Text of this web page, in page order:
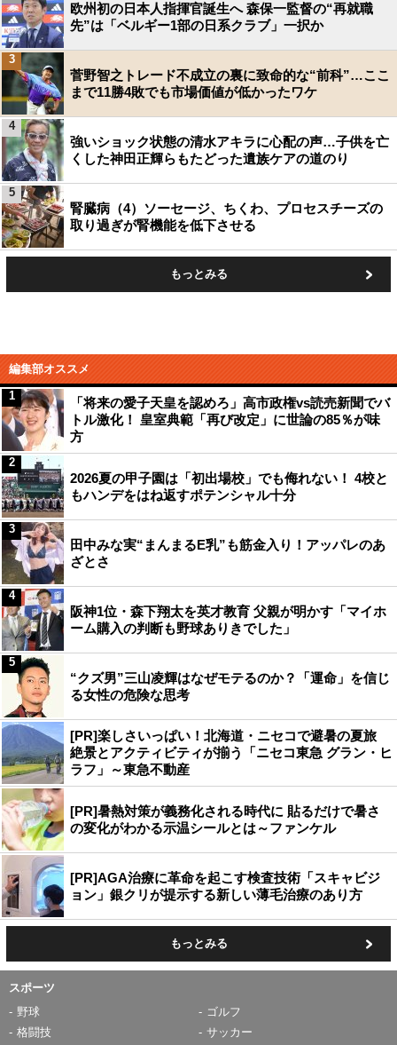
欧州初の日本人指揮官誕生へ 森保一監督の“再就職
先”は「ベルギー1部の日系クラブ」一択か
菅野智之トレード不成立の裏に致命的な“前科”…ここ
まで11勝4敗でも市場価値が低かったワケ
3
強いショック状態の清水アキラに心配の声…子供を亡
くした神田正輝らもたどった遺族ケアの道のり
4
腎臓病（4）ソーセージ、ちくわ、プロセスチーズの
取り過ぎが腎機能を低下させる
5
もっとみる
編集部オススメ
「将来の愛子天皇を認めろ」高市政権vs読売新聞でバ
トル激化！ 皇室典範「再び改定」に世論の85％が味
方
1
2026夏の甲子園は「初出場校」でも侮れない！ 4校と
もハンデをはね返すポテンシャル十分
2
田中みな実“まんまるE乳”も筋金入り！アッパレのあ
ざとさ
3
阪神1位・森下翔太を英才教育 父親が明かす「マイホ
ーム購入の判断も野球ありきでした」
4
“クズ男”三山凌輝はなぜモテるのか？「運命」を信じ
る女性の危険な思考
5
[PR]楽しさいっぱい！北海道・ニセコで避暑の夏旅
絶景とアクティビティが揃う「ニセコ東急 グラン・ヒ
ラフ」～東急不動産
[PR]暑熱対策が義務化される時代に 貼るだけで暑さ
の変化がわかる示温シールとは～ファンケル
[PR]AGA治療に革命を起こす検査技術「スキャビジ
ョン」銀クリが提示する新しい薄毛治療のあり方
もっとみる
スポーツ
野球
ゴルフ
格闘技
サッカー